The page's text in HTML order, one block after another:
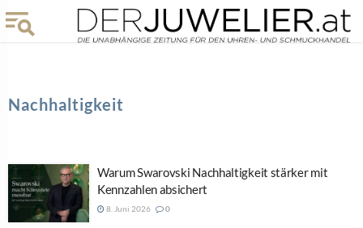
Nachhaltigkeit
Warum Swarovski Nachhaltigkeit stärker mit
Kennzahlen absichert
8. Juni 2026 0